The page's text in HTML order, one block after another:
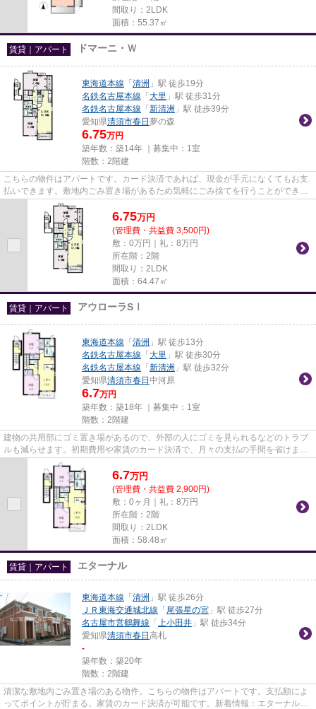
間取り：2LDK
面積：55.37㎡
賃貸｜アパート ドマーニ・Ｗ
東海道本線 「 清洲 」駅 徒歩19分
名鉄名古屋本線 「 大里 」駅 徒歩31分
名鉄名古屋本線 「 新清洲 」駅 徒歩39分
愛知県清須市春日 夢の森
6.75万円
築年数：築14年 ｜募集中： 1室
階数：2階建
こちらの物件はアパートです。カード決済であれば、現金が手元になくてもお支
払いできます。敷地内ごみ置き場があるため気軽にごみ捨てを行うことができ、
ゴミの多い時も安心です。ぜ...
6.75万円
(管理費・共益費 3,500円)
敷：0万円｜礼：8万円
所在階：2階
間取り：2LDK
面積：64.47㎡
賃貸｜アパート アウローラSⅠ
東海道本線 「 清洲 」駅 徒歩13分
名鉄名古屋本線 「 大里 」駅 徒歩30分
名鉄名古屋本線 「 新清洲 」駅 徒歩32分
愛知県清須市春日 中河原
6.7万円
築年数：築18年 ｜募集中： 1室
階数：2階建
建物の共用部にゴミ置き場があるので、外部の人にゴミを見られるなどのトラブ
ルも減らせます。初期費用や家賃のカード決済で、月々の支払の手間を省けま
す。最寄りの駅まで徒歩13分の...
6.7万円
(管理費・共益費 2,900円)
敷：0ヶ月｜礼：8万円
所在階：2階
間取り：2LDK
面積：58.48㎡
賃貸｜アパート エターナル
東海道本線 「 清洲 」駅 徒歩26分
ＪＲ東海交通城北線 「 尾張星の宮 」駅 徒歩27分
名古屋市営鶴舞線 「 上小田井 」駅 徒歩34分
愛知県清須市春日 高札
-
築年数：築20年
階数：2階建
清潔な敷地内ごみ置き場のある物件。こちらの物件はアパートです。支払額によ
ってポイントが貯まる。家賃のカード決済が可能です。新着情報：エターナルの